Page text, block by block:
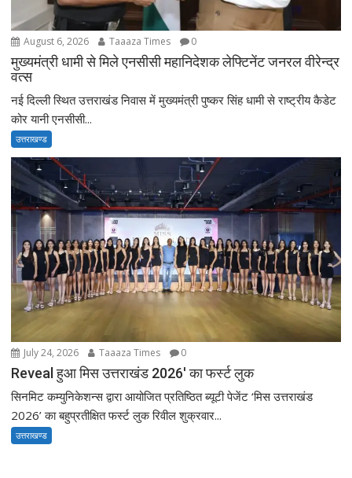
August 6, 2026 Taaaza Times 0
मुख्यमंत्री धामी से मिले एनसीसी महानिदेशक लेफ्टिनेंट जनरल वीरेन्द्र
वत्स
नई दिल्ली स्थित उत्तराखंड निवास में मुख्यमंत्री पुष्कर सिंह धामी से राष्ट्रीय कैडेट
कोर यानी एनसीसी...
उत्तराखण्ड
July 24, 2026 Taaaza Times 0
Reveal हुआ मिस उत्तराखंड 2026′ का फर्स्ट लुक
सिनमिट कम्युनिकेशन्स द्वारा आयोजित प्रतिष्ठित ब्यूटी पेजेंट ‘मिस उत्तराखंड
2026’ का बहुप्रतीक्षित फर्स्ट लुक रिवील शुक्रवार...
उत्तराखण्ड